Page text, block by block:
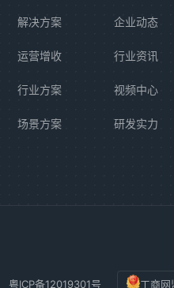
解决方案
运营增收
行业方案
场景方案
企业动态
行业资讯
视频中心
研发实力
粤ICP备12019301号 工商网